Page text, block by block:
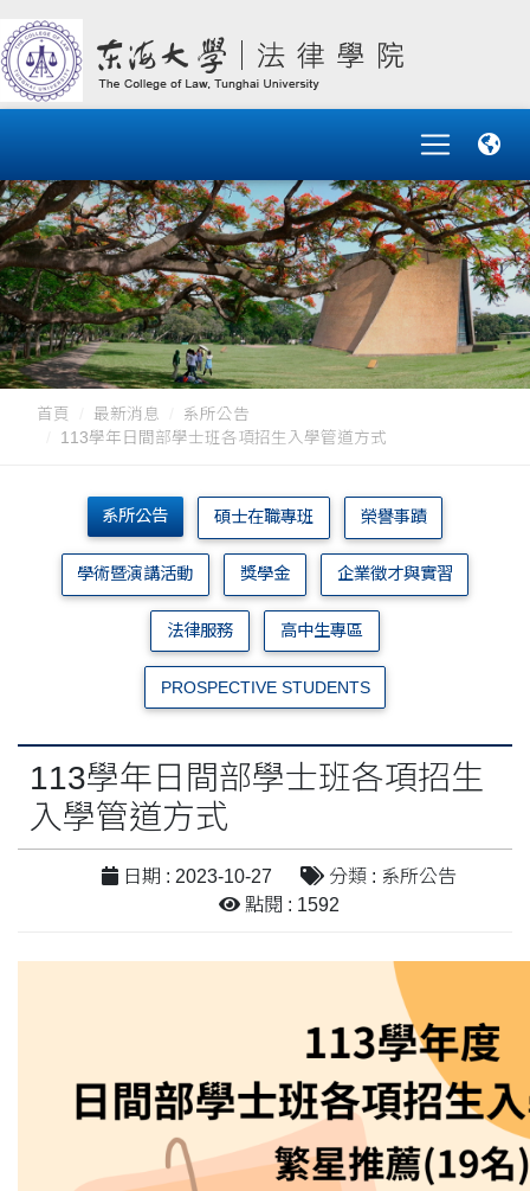
首頁 最新消息
系所公告
113學年日間部學士班各項招生入學管道方式
系所公告 碩士在職專班 榮譽事蹟
學術暨演講活動 獎學金 企業徵才與實習
法律服務 高中生專區
PROSPECTIVE STUDENTS
113學年日間部學士班各項招生
入學管道方式
日期 : 2023-10-27
分類 : 系所公告
點閱 : 1592